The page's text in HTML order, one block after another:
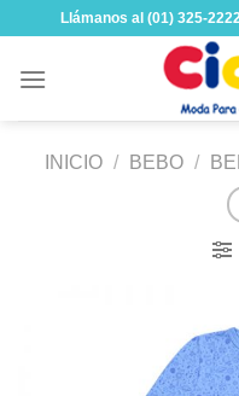
content
Llámanos al (01) 325-
INICIO / BEBO /